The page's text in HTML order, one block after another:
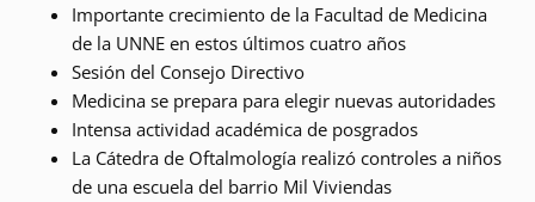
Importante crecimiento de la Facultad de Medicina
de la UNNE en estos últimos cuatro años
Sesión del Consejo Directivo
Medicina se prepara para elegir nuevas autoridades
Intensa actividad académica de posgrados
La Cátedra de Oftalmología realizó controles a niños
de una escuela del barrio Mil Viviendas